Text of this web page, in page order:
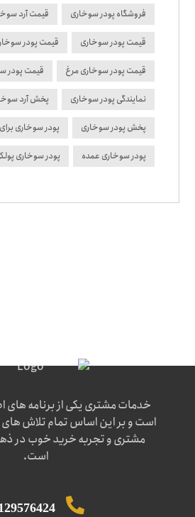
فروشگاه پودر سوخاری قیمت آرد
قیمت پودر سوخاری قیمت پودر
قیمت پودر سوخاری مرغ قیمت پودر
نمایندگی پودر سوخاری پخش آرد
پخش پودر سوخاری پودر سوخاری
پودر سوخاری عمده پودر سوخاری
خدمات مشتری یکی از برنامه های
است و بر این اساس تمام تلاش های
مشتری و تجربه خرید خوب در
است.